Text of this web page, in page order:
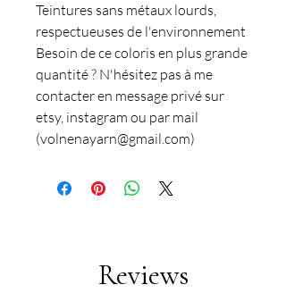
Teintures sans métaux lourds,
respectueuses de l'environnement
Besoin de ce coloris en plus grande
quantité ? N'hésitez pas à me
contacter en message privé sur
etsy, instagram ou par mail
(volnenayarn@gmail.com)
Reviews